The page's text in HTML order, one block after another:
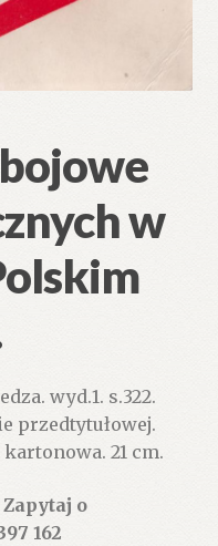
w
wyd.1. s.322.
przedtytułowej.
21 cm.
o
162